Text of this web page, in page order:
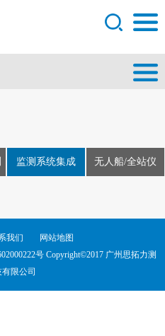
监测系统集成 无人船/全站仪
我们
网站地图
号 Copyright©2017 广州思拓力测
限公司